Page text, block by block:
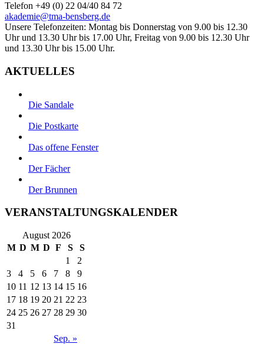
Telefon +49 (0) 22 04/40 84 72
akademie@tma-bensberg.de
Unsere Telefonzeiten: Montag bis Donnerstag von 9.00 bis 12.30
Uhr und 13.30 Uhr bis 17.00 Uhr, Freitag von 9.00 bis 12.30 Uhr
und 13.30 Uhr bis 15.00 Uhr.
AKTUELLES
Die Sandale
Die Postkarte
Das offene Fenster
Der Fächer
Der Brunnen
VERANSTALTUNGSKALENDER
August 2026
M D M D F S S
Sep. »
1
2
3
4 5 6 7 8
9
10 11 12 13 14 15 16
17 18 19 20 21 22 23
24 25 26 27 28 29 30
31